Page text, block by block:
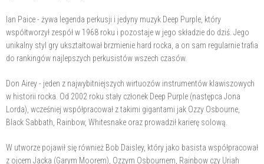
Ian Paice - żywa legenda perkusji i jedyny muzyk Deep Purple, który
współtworzył zespół w 1968 roku i pozostaje w jego składzie do dziś. Jego
unikalny styl gry ukształtował brzmienie hard rocka, a on sam regularnie trafia
do rankingów najlepszych perkusistów wszech czasów.
Don Airey - jeden z najwybitniejszych wirtuozów instrumentów klawiszowych
w historii rocka. Od 2002 roku stały członek Deep Purple (następca Jona
Lorda), wcześniej współpracował z takimi gigantami jak Ozzy Osbourne,
Black Sabbath, Rainbow, Whitesnake oraz prowadził karierę solową.
W utworze pojawił się również Bob Daisley, który jako basista współpracował
z ojcem Jacka (Garym Moorem), Ozzym Osbournem, Rainbow czy Uriah